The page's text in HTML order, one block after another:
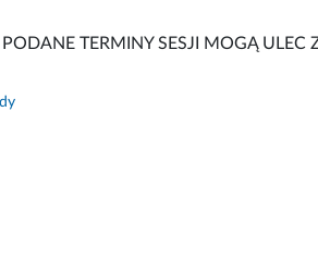
TERMINY SESJI MOGĄ ULEC